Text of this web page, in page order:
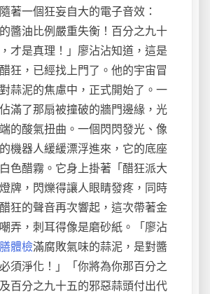
著一個狂妄自大的電子音效：
的醬油比例嚴重失衡！百分之九十
才是真理！」廖沾沾知道，這是
狂，已經找上門了。他的宇宙冒
蒜泥的焦慮中，正式開始了。一
滿了那扇被撞破的牆門邊緣，光
的酸氣扭曲。一個閃閃發光、像
機器人緩緩漂浮進來，它的底座
色醋霧。它身上掛著「醋狂派大
牌，閃爍得讓人眼睛發疼，同時
狂的聲音再次響起，這次帶著金
弄，刺耳得像是磨砂紙。「廖沾
體檢滿腐敗氣味的蒜泥，是對醬
須淨化！」「你將為你那百分之
百分之九十五的邪惡蒜頭付出代